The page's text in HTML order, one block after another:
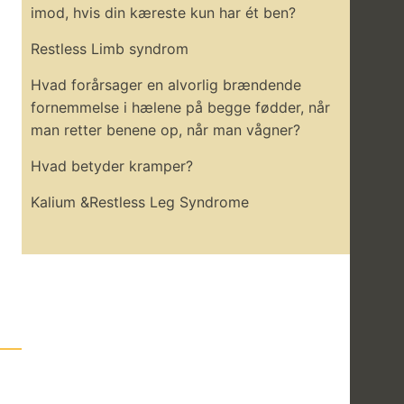
imod, hvis din kæreste kun har ét ben?
Restless Limb syndrom
Hvad forårsager en alvorlig brændende
fornemmelse i hælene på begge fødder, når
man retter benene op, når man vågner?
Hvad betyder kramper?
Kalium &Restless Leg Syndrome